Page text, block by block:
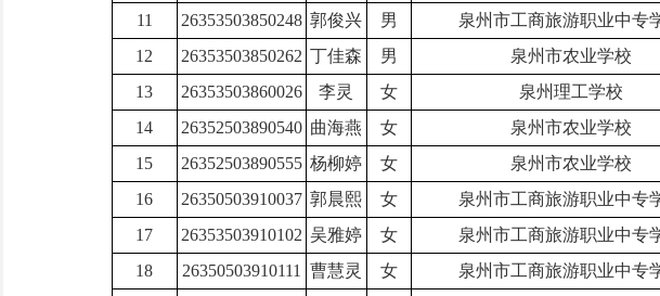
11
26353503850248 郭俊兴 男 泉州市工商旅游职业中专
12
26353503850262 丁佳森 男 泉州市农业学校
13
26353503860026 李灵 女 泉州理工学校
14
26352503890540 曲海燕 女 泉州市农业学校
15
26352503890555 杨柳婷 女 泉州市农业学校
16
26350503910037 郭晨熙 女 泉州市工商旅游职业中专
17
26353503910102 吴雅婷 女 泉州市工商旅游职业中专
18
26350503910111 曹慧灵 女 泉州市工商旅游职业中专